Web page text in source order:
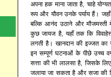
अपना हक माना जाता है, चाहे
रूप और यौवन उनके पर्याय हैं।
बल्कि आनंद उठाने और मौजमस्ती
कुछ जायज है, यहाँ तक कि
लगती है। खानदान की इज्जत का
इन सम्पूर्ण घटनाओं के पीछे उच्च
सत्ता की भी लालसा है, जिसके
जलाया जा सकता है और सजा की